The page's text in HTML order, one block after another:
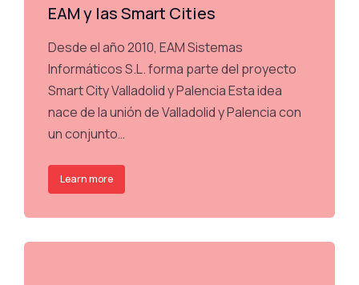
EAM y las Smart Cities
Desde el año 2010, EAM Sistemas
Informáticos S.L. forma parte del proyecto
Smart City Valladolid y Palencia Esta idea
nace de la unión de Valladolid y Palencia con
un conjunto…
Learn more